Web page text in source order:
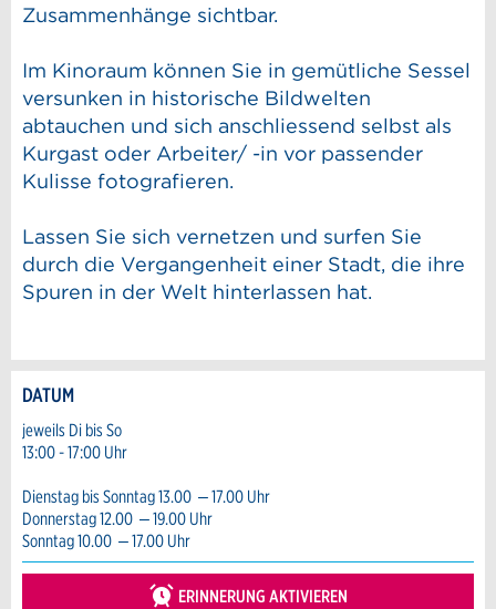
Zusammenhänge sichtbar.
Im Kinoraum können Sie in gemütliche Sessel
versunken in historische Bildwelten
abtauchen und sich anschliessend selbst als
Kurgast oder Arbeiter/ -in vor passender
Kulisse fotografieren.
Lassen Sie sich vernetzen und surfen Sie
durch die Vergangenheit einer Stadt, die ihre
Spuren in der Welt hinterlassen hat.
Anzeige beanstanden
Allgemeines Feedback
Anzeige nicht mehr gültig
Anzeige unvollständig
Anzeige weiterempfehlen
weiter.
Reservation
Veranstaltungsdatum *:
Anzahl der Teilnehmer *:
DATUM
jeweils Di bis So
13:00 - 17:00 Uhr
Dienstag bis Sonntag 13.00 – 17.00 Uhr
Donnerstag 12.00 – 19.00 Uhr
Sonntag 10.00 – 17.00 Uhr
ERINNERUNG AKTIVIEREN